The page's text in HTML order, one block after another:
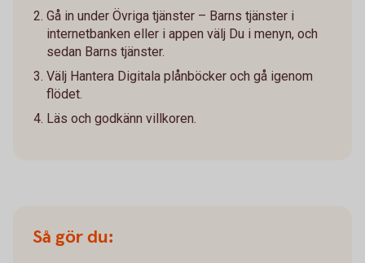
Gå in under Övriga tjänster – Barns tjänster i
internetbanken eller i appen välj Du i menyn, och
sedan Barns tjänster.
Välj Hantera Digitala plånböcker och gå igenom
flödet.
Läs och godkänn villkoren.
Så gör du: